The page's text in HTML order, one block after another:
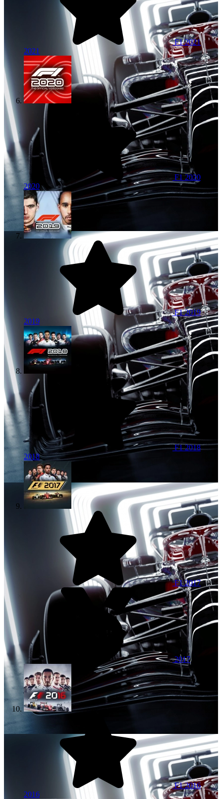
F1 2021
2021
F1 2020
2020
F1 2019
2019
F1 2018
2018
F1 2017
2017
F1 2016
2016